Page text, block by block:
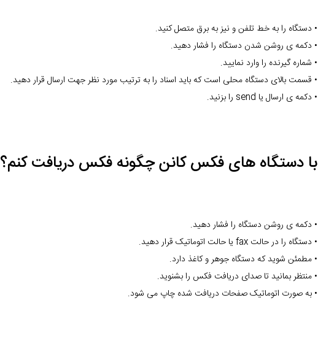
• دستگاه را به خط تلفن و نیز به برق متصل کنید.
• دکمه ی روشن شدن دستگاه را فشار دهید.
• شماره گیرنده را وارد نمایید.
• قسمت بالای دستگاه محلی است که باید اسناد را به ترتیب مورد نظر جهت ارسال قرار دهید.
• دکمه ی ارسال یا send را بزنید.
با دستگاه های فکس کانن چگونه فکس دریافت کنم؟
• دکمه ی روشن دستگاه را فشار دهید.
• دستگاه را در حالت fax یا حالت اتوماتیک قرار دهید.
• مطمئن شوید که دستگاه جوهر و کاغذ دارد.
• منتظر بمانید تا صدای دریافت فکس را بشنوید.
• به صورت اتوماتیک صفحات دریافت شده چاپ می شود.